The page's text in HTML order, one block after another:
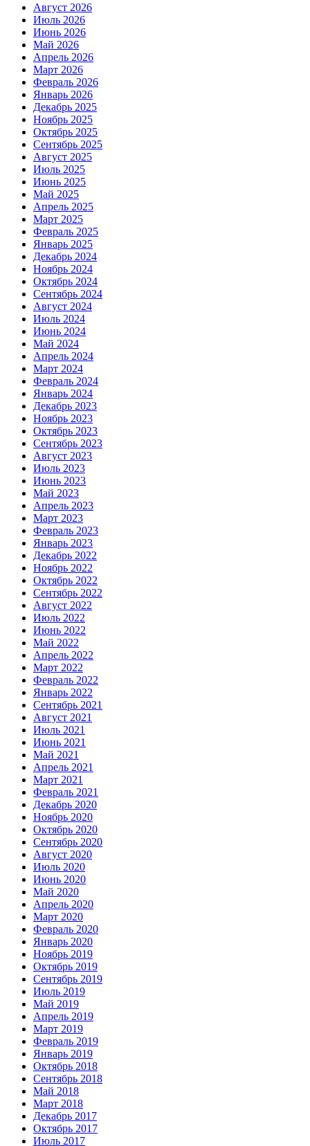
Август 2026
Июль 2026
Июнь 2026
Май 2026
Апрель 2026
Март 2026
Февраль 2026
Январь 2026
Декабрь 2025
Ноябрь 2025
Октябрь 2025
Сентябрь 2025
Август 2025
Июль 2025
Июнь 2025
Май 2025
Апрель 2025
Март 2025
Февраль 2025
Январь 2025
Декабрь 2024
Ноябрь 2024
Октябрь 2024
Сентябрь 2024
Август 2024
Июль 2024
Июнь 2024
Май 2024
Апрель 2024
Март 2024
Февраль 2024
Январь 2024
Декабрь 2023
Ноябрь 2023
Октябрь 2023
Сентябрь 2023
Август 2023
Июль 2023
Июнь 2023
Май 2023
Апрель 2023
Март 2023
Февраль 2023
Январь 2023
Декабрь 2022
Ноябрь 2022
Октябрь 2022
Сентябрь 2022
Август 2022
Июль 2022
Июнь 2022
Май 2022
Апрель 2022
Март 2022
Февраль 2022
Январь 2022
Сентябрь 2021
Август 2021
Июль 2021
Июнь 2021
Май 2021
Апрель 2021
Март 2021
Февраль 2021
Декабрь 2020
Ноябрь 2020
Октябрь 2020
Сентябрь 2020
Август 2020
Июль 2020
Июнь 2020
Май 2020
Апрель 2020
Март 2020
Февраль 2020
Январь 2020
Ноябрь 2019
Октябрь 2019
Сентябрь 2019
Июль 2019
Май 2019
Апрель 2019
Март 2019
Февраль 2019
Январь 2019
Октябрь 2018
Сентябрь 2018
Май 2018
Март 2018
Декабрь 2017
Октябрь 2017
Июль 2017